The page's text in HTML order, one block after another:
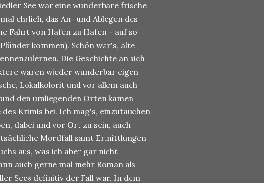
See war eine wunderbare frische
ehrlich, das An- und Ablegen des
Fahrt von Hafen zu Hafen – auf so
kommen). Schön war's, alte
Die Geschichte an sich
waren wieder wunderbar eigen
Lokalkolorit und vor allem auch
den umliegenden Orten kamen
Krimis bei. Ich mag's, einzutauchen
dabei und vor Ort zu sein, auch
Mordfall samt Ermittlungen
aus, was ich aber gar nicht
auch gerne mal mehr Roman als
See« definitiv der Fall war. In dem